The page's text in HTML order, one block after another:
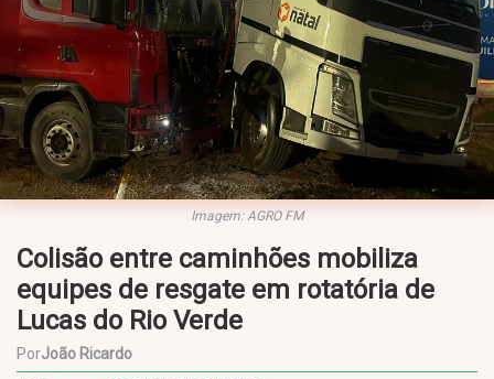
Imagem: AGRO FM
Colisão entre caminhões mobiliza
equipes de resgate em rotatória de
Lucas do Rio Verde
PorJoão Ricardo